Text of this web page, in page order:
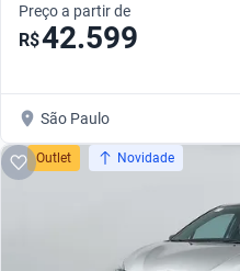
Preço a partir de
R$42.599
São Paulo
Outlet Novidade